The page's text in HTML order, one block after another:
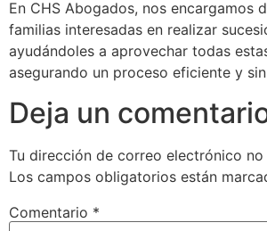
En CHS Abogados, nos encargamos
familias interesadas en realizar
ayudándoles a aprovechar todas
asegurando un proceso eficiente y
Deja un
Tu dirección de correo electrónico no
Los campos obligatorios están
Comentario *